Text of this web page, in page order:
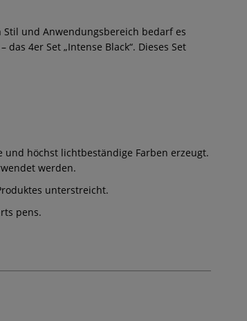
und Anwendungsbereich bedarf es
4er Set „Intense Black“. Dieses Set
höchst lichtbeständige Farben erzeugt.
werden.
unterstreicht.
pens.